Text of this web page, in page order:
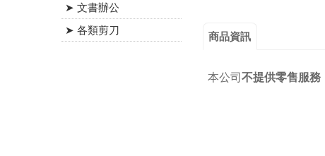
➤ 文書辦公
➤ 各類剪刀
商品資訊
本公司不提供零售服務